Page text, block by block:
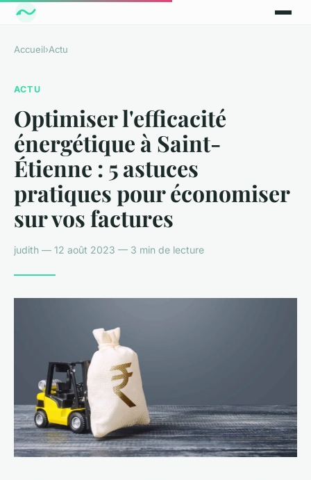
Accueil›Actu
ACTU
Optimiser l'efficacité
énergétique à Saint-
Étienne : 5 astuces
pratiques pour économiser
sur vos factures
judith — 12 août 2023 — 3 min de lecture